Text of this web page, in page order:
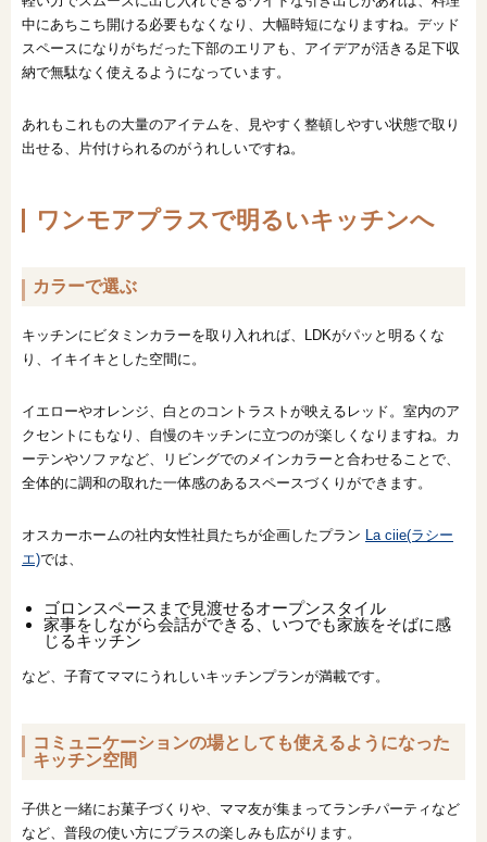
中にあちこち開ける必要もなくなり、大幅時短になりますね。デッド
スペースになりがちだった下部のエリアも、アイデアが活きる足下収
納で無駄なく使えるようになっています。
あれもこれもの大量のアイテムを、見やすく整頓しやすい状態で取り
出せる、片付けられるのがうれしいですね。
ワンモアプラスで明るいキッチンへ
カラーで選ぶ
キッチンにビタミンカラーを取り入れれば、LDKがパッと明るくな
り、イキイキとした空間に。
イエローやオレンジ、白とのコントラストが映えるレッド。室内のア
クセントにもなり、自慢のキッチンに立つのが楽しくなりますね。カ
ーテンやソファなど、リビングでのメインカラーと合わせることで、
全体的に調和の取れた一体感のあるスペースづくりができます。
オスカーホームの社内女性社員たちが企画したプラン
La ciie(ラシー
エ)では、
ゴロンスペースまで見渡せるオープンスタイル
家事をしながら会話ができる、いつでも家族をそばに感
じるキッチン
など、子育てママにうれしいキッチンプランが満載です。
コミュニケーションの場としても使えるようになった
キッチン空間
子供と一緒にお菓子づくりや、ママ友が集まってランチパーティなど
など、普段の使い方にプラスの楽しみも広がります。